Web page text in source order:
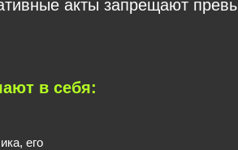
в себя:
его
акты запрещают